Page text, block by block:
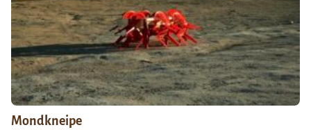
Mondkneipe